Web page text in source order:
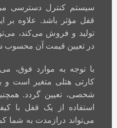
سیستم کنترل دسترسی
قفل مؤثر باشد. علاوه بر
تولید و فروش می‌کند،
در تعیین قیمت آن محسوب
با توجه به موارد فوق،
کارتی هتلی متغیر است و
شخصی، تعیین گردد.
استفاده از یک قفل با
می‌تواند درازمدت به شما